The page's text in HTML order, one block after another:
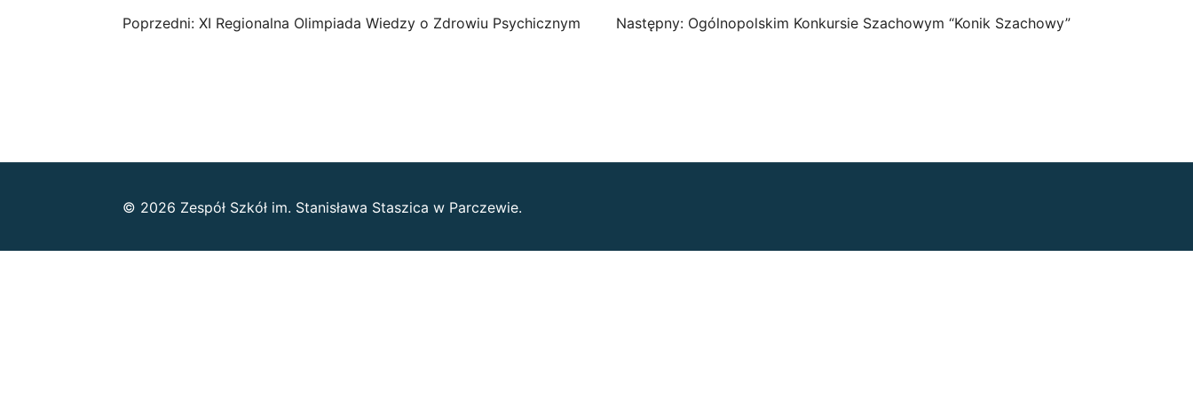
Nawigacja
Poprzedni: XI Regionalna Olimpiada Wiedzy o Zdrowiu Psychicznym Następny: Ogólnopolskim Konkursie Szachowym “Konik Szachowy”
© 2026 Zespół Szkół im. Stanisława Staszica w Parczewie.